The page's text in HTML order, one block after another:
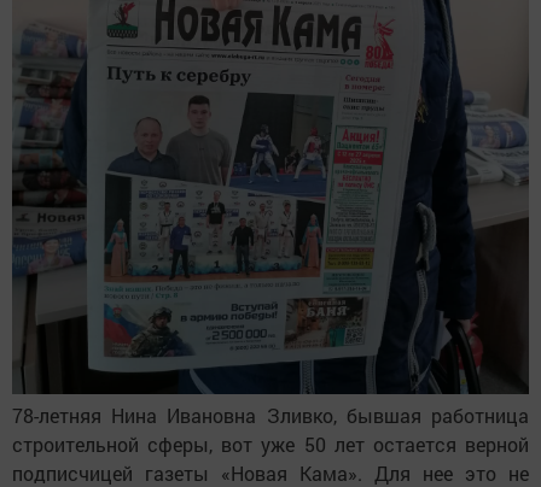
78-летняя Нина Ивановна Зливко, бывшая работница
строительной сферы, вот уже 50 лет остается верной
подписчицей газеты «Новая Кама». Для нее это не